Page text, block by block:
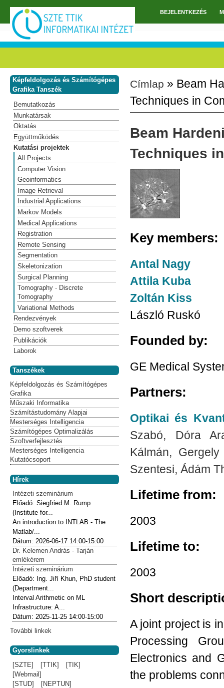
Ugrás a tartalomra
FőmenüBEJELENTKEZÉS
Jelenlegi hely
Címlap » Beam
Techniques in
Beam
Techniques
Key members:
Antal Nagy
Attila Kuba
Zoltán Kiss
László Ruskó
Founded by:
GE Medical
Partners:
Optikai és
Szabó, Dóra
Kálmán,
Szentesi, Ádám
Lifetime from:
2003
Lifetime to:
2003
Short
A joint project is
Processing
Electronics and
the problems
Képfeldolgozás és Számítógépes
Grafika Tanszék
Bemutatkozás
Munkatársak
Oktatás
Együttműködés
Kutatási projektek
All Projects
Computer Vision
Geoinformatics
Image Retrieval
Industrial Applications
Markov Models
Medical Applications
Registration
Remote Sensing
Segmentation
Skeletonization
Surgical Planning
Tomography - Discrete
Tomography
Variational Methods
Rendezvények
Demo szoftverek
Publikációk
Laborok
Tanszékek
Képfeldolgozás és Számítógépes
Grafika
Műszaki Informatika
Számítástudomány Alapjai
Mesterséges Intelligencia
Számítógépes Optimalizálás
Szoftverfejlesztés
Mesterséges Intelligencia
Kutatócsoport
Hírek
Intézeti szeminárium
Előadó:Siegfried M. Rump
(Institute for...
An introduction to INTLAB - The
Matlab/...
Dátum: 2026-06-17 14:00-15:00
Dr. Kelemen András - Tarján
emlékérem
Intézeti szeminárium
Előadó: Ing. Jiří Khun, PhD student
(Department...
Interval Arithmetic on ML
Infrastructure: A...
Dátum: 2025-11-25 14:00-15:00
További linkek
Gyorslinkek
[SZTE]
[TTIK]
[TIK]
[Webmail]
[STUD]
[NEPTUN]